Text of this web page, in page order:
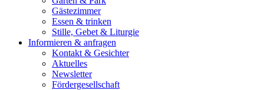
Gästezimmer
Essen & trinken
Stille, Gebet & Liturgie
Informieren & anfragen
Kontakt & Gesichter
Aktuelles
Newsletter
Fördergesellschaft